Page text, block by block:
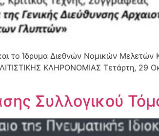
το Ίδρυμα Διεθνών Νομικών
ΚΛΗΡΟΝΟΜΙΑΣ Τετάρτη, 29
Συλλογικού